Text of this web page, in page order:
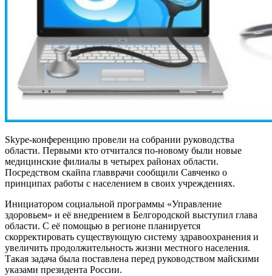
Skype-конференцию провели на собрании руководства
области. Первыми кто отчитался по-новому были новые
медицинские филиалы в четырех районах области.
Посредством скайпа главврачи сообщили Савченко о
принципах работы с населением в своих учреждениях.
Инициатором социальной программы «Управление
здоровьем» и её внедрением в Белгородской выступил глава
области. С её помощью в регионе планируется
скорректировать существующую систему здравоохранения и
увеличить продолжительность жизни местного населения.
Такая задача была поставлена перед руководством майскими
указами президента России.